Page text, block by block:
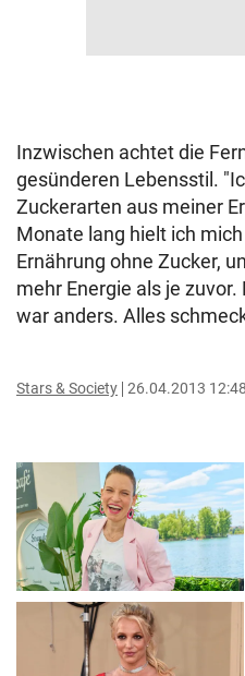
Inzwischen achtet die
gesünderen Lebensstil.
Zuckerarten aus meiner
Monate lang hielt ich
Ernährung ohne Zucker,
mehr Energie als je
war anders. Alles
Stars & Society 26.04.2013 12:48